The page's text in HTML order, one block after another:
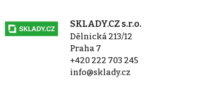
SKLADY.CZ s.r.o.
Dělnická 213/12
Praha 7
+420 222 703 245
info@sklady.cz